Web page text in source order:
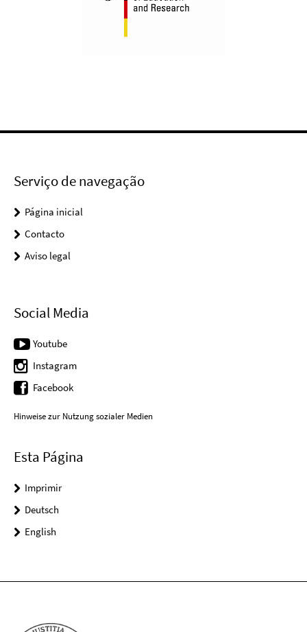
Serviço de navegação
Página inicial
Contacto
Aviso legal
Social Media
Youtube
Instagram
Facebook
Hinweise zur Nutzung sozialer Medien
Esta Página
Imprimir
Deutsch
English